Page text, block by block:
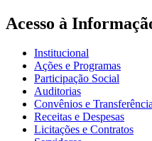
Acesso à
Institucional
Ações e Programas
Participação Social
Auditorias
Convênios e
Receitas e Despesas
Licitações e Contratos